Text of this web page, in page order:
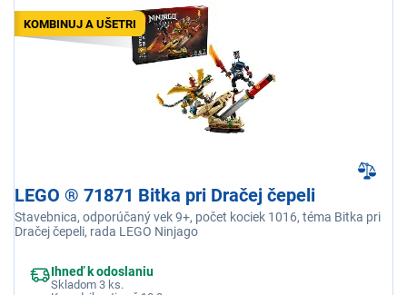
KOMBINUJ A UŠETRI
LEGO ® 71871 Bitka pri Dračej čepeli
Stavebnica, odporúčaný vek 9+, počet kociek 1016, téma Bitka pri
Dračej čepeli, rada LEGO Ninjago
Ihneď k odoslaniu
Skladom 3 ks.